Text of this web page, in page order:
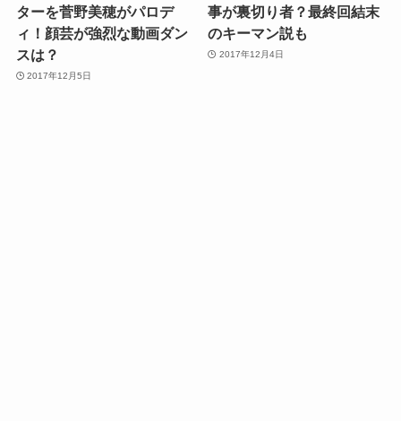
ターを菅野美穂がパロデ
ィ！顔芸が強烈な動画ダン
スは？
2017年12月5日
事が裏切り者？最終回結末
のキーマン説も
2017年12月4日